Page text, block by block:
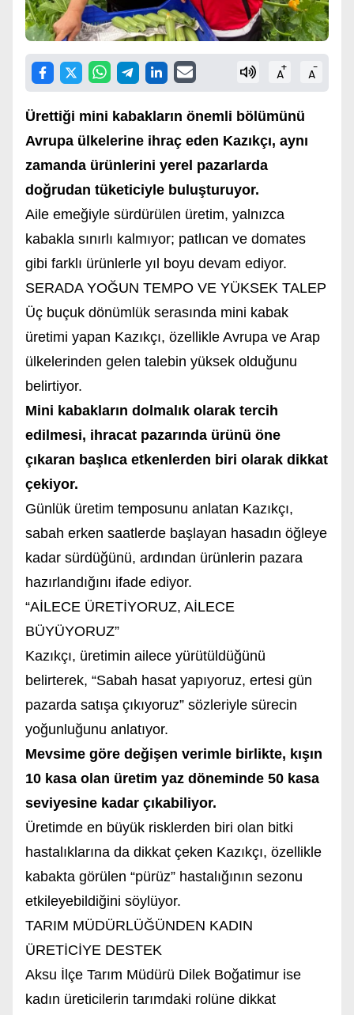
A+ A-
Ürettiği mini kabakların önemli bölümünü
Avrupa ülkelerine ihraç eden Kazıkçı, aynı
zamanda ürünlerini yerel pazarlarda
doğrudan tüketiciyle buluşturuyor.
Aile emeğiyle sürdürülen üretim, yalnızca
kabakla sınırlı kalmıyor; patlıcan ve domates
gibi farklı ürünlerle yıl boyu devam ediyor.
SERADA YOĞUN TEMPO VE YÜKSEK TALEP
Üç buçuk dönümlük serasında mini kabak
üretimi yapan Kazıkçı, özellikle Avrupa ve Arap
ülkelerinden gelen talebin yüksek olduğunu
belirtiyor.
Mini kabakların dolmalık olarak tercih
edilmesi, ihracat pazarında ürünü öne
çıkaran başlıca etkenlerden biri olarak dikkat
çekiyor.
Günlük üretim temposunu anlatan Kazıkçı,
sabah erken saatlerde başlayan hasadın öğleye
kadar sürdüğünü, ardından ürünlerin pazara
hazırlandığını ifade ediyor.
“AİLECE ÜRETİYORUZ, AİLECE
BÜYÜYORUZ”
Kazıkçı, üretimin ailece yürütüldüğünü
belirterek, “Sabah hasat yapıyoruz, ertesi gün
pazarda satışa çıkıyoruz” sözleriyle sürecin
yoğunluğunu anlatıyor.
Mevsime göre değişen verimle birlikte, kışın
10 kasa olan üretim yaz döneminde 50 kasa
seviyesine kadar çıkabiliyor.
Üretimde en büyük risklerden biri olan bitki
hastalıklarına da dikkat çeken Kazıkçı, özellikle
kabakta görülen “pürüz” hastalığının sezonu
etkileyebildiğini söylüyor.
TARIM MÜDÜRLÜĞÜNDEN KADIN
ÜRETİCİYE DESTEK
Aksu İlçe Tarım Müdürü Dilek Boğatimur ise
kadın üreticilerin tarımdaki rolüne dikkat